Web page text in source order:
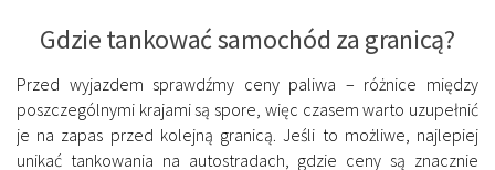
Gdzie tankować samochód za granicą?
Przed wyjazdem sprawdźmy ceny paliwa – różnice między
poszczególnymi krajami są spore, więc czasem warto uzupełnić
je na zapas przed kolejną granicą. Jeśli to możliwe, najlepiej
unikać tankowania na autostradach, gdzie ceny są znacznie